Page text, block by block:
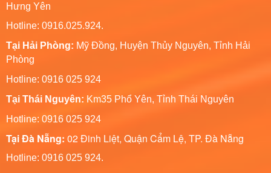
Hưng Yên
Hotline: 0916.025.924.
Tại Hải Phòng: Mỹ Đồng, Huyện Thủy Nguyên, Tỉnh Hải
Phòng
Hotline: 0916 025 924
Tại Thái Nguyên: Km35 Phổ Yên, Tỉnh Thái Nguyên
Hotline: 0916 025 924
Tại Đà Nẵng: 02 Đinh Liệt, Quận Cẩm Lệ, TP. Đà Nẵng
Hotline: 0916 025 924.